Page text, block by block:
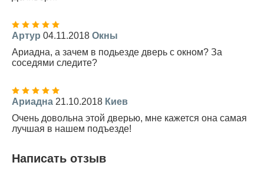
Артур 04.11.2018 Окны
Ариадна, а зачем в подьезде дверь с окном? За
соседями следите?
Ариадна 21.10.2018 Киев
Очень довольна этой дверью, мне кажется она самая
лучшая в нашем подъезде!
Написать отзыв